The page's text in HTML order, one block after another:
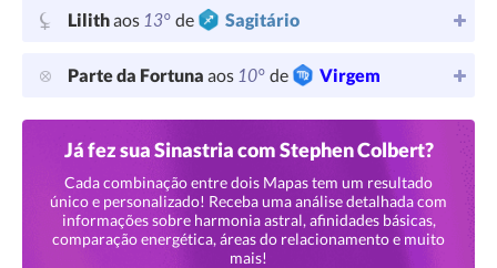
Lilithaos 13° de Sagitário
Parte da Fortuna aos 10° de Virgem
Já fez sua Sinastria com Stephen Colbert?
Cada combinação entre dois Mapas tem um resultado
único e personalizado! Receba uma análise detalhada com
informações sobre harmonia astral, afinidades básicas,
comparação energética, áreas do relacionamento e muito
mais!